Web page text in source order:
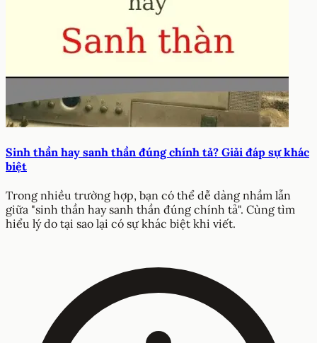
Sinh thần hay sanh thần đúng chính tả? Giải đáp sự khác
biệt
Trong nhiều trường hợp, bạn có thể dễ dàng nhầm lẫn
giữa "sinh thần hay sanh thần đúng chính tả". Cùng tìm
hiểu lý do tại sao lại có sự khác biệt khi viết.